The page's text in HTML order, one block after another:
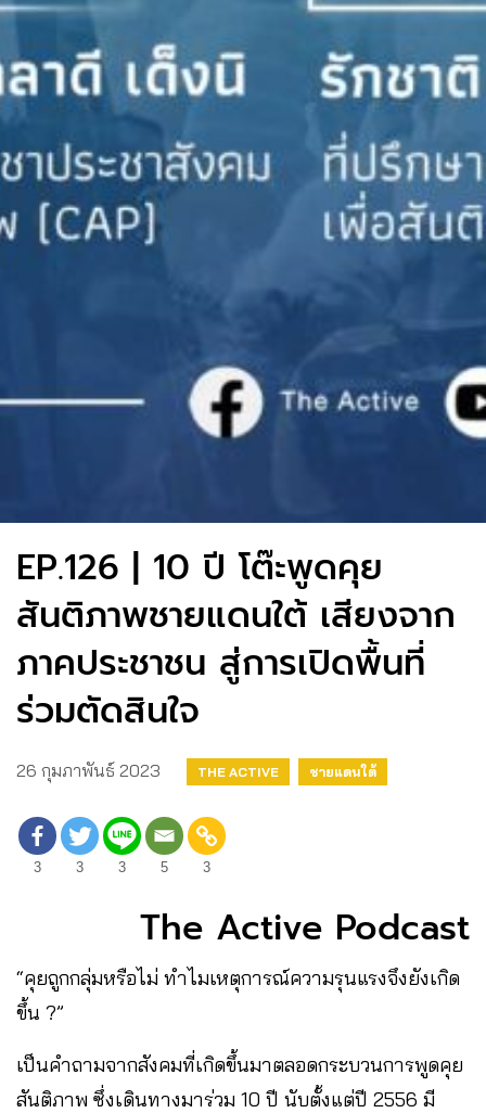
EP.126 | 10 ปี โต๊ะพูดคุย
สันติภาพชายแดนใต้ เสียงจาก
ภาคประชาชน สู่การเปิดพื้นที่
ร่วมตัดสินใจ
26 กุมภาพันธ์ 2023 THE ACTIVE ชายแดนใต้
3 3 3 5 3
The Active Podcast
“คุยถูกกลุ่มหรือไม่ ทำไมเหตุการณ์ความรุนแรงจึงยังเกิด
ขึ้น ?”
เป็นคำถามจากสังคมที่เกิดขึ้นมาตลอดกระบวนการพูดคุย
สันติภาพ ซึ่งเดินทางมาร่วม 10 ปี นับตั้งแต่ปี 2556 มี